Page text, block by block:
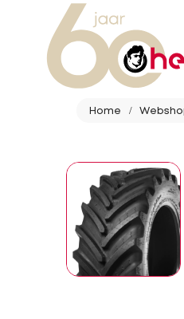
Home